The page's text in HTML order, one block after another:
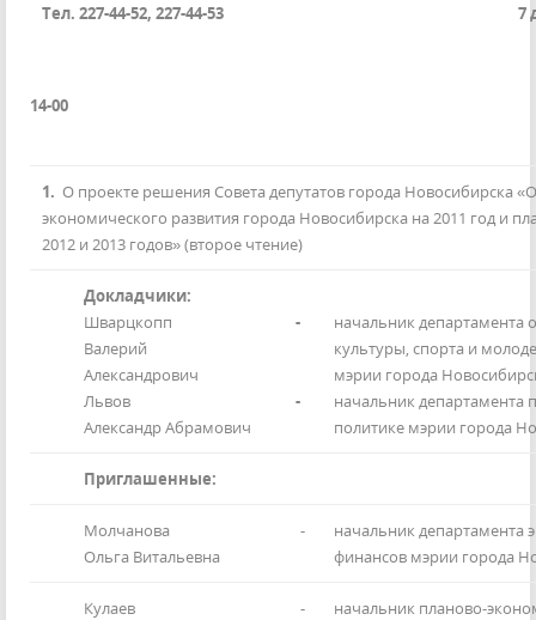
Тел. 227-44-52, 227-44-53 7
14-00
1. О проекте решения Совета депутатов города Новосибирска
экономического развития города Новосибирска на 2011 год и
2012 и 2013 годов» (второе чтение)
Докладчики:
Шварцкопп
Валерий
Александрович
Львов
Александр Абрамович
-
-
начальник департамента
культуры, спорта и
мэрии города
начальник департамента
политике мэрии города
Приглашенные:
Молчанова
Ольга Витальевна
-
начальник департамента
финансов мэрии города
Кулаев
-
начальник планово-